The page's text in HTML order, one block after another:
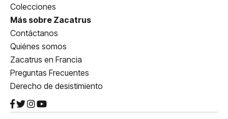
Colecciones
Más sobre Zacatrus
Contáctanos
Quiénes somos
Zacatrus en Francia
Preguntas Frecuentes
Derecho de desistimiento